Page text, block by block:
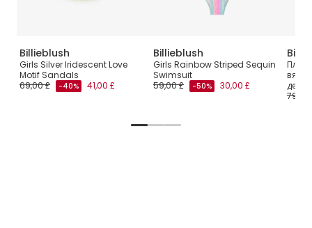
Billieblush
Girls Silver Iridescent Love
Motif Sandals
69,00 £
-40% 41,00 £
Billieblush
Girls Rainbow Striped Sequin
Swimsuit
59,00 £
-50% 30,00 £
79,00